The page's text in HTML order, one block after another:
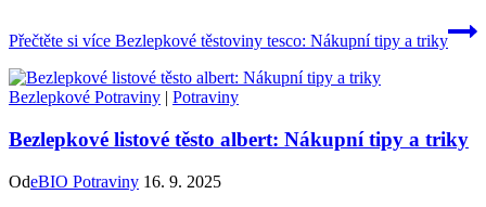
Přečtěte si více Bezlepkové těstoviny tesco: Nákupní tipy a triky
Bezlepkové Potraviny | Potraviny
Bezlepkové listové těsto albert: Nákupní tipy a triky
OdeBIO Potraviny 16. 9. 2025